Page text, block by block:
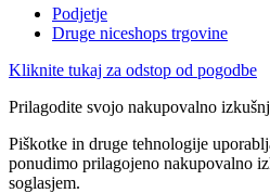
Podjetje
Druge niceshops trgovine
Kliknite tukaj za odstop od pogodbe
Prilagodite svojo nakupovalno
Piškotke in druge tehnologije
ponudimo prilagojeno nakupovalno
soglasjem.